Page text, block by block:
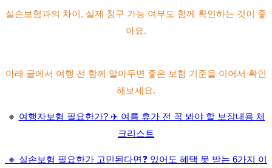
실손보험과의 차이, 실제 청구 가능 여부도 함께 확인하는 것이 좋
아요.
아래 글에서 여행 전 함께 알아두면 좋은 보험 기준을 이어서 확인
해보세요.
🔸 여행자보험 필요한가? ✈️ 여름 휴가 전 꼭 봐야 할 보장내용 체
크리스트
🔸 실손보험 필요한가 고민된다면❓ 있어도 혜택 못 받는 6가지 이